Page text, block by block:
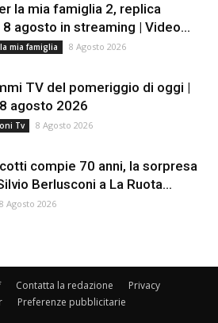
la mia famiglia 2, replica
8 agosto in streaming | Video...
mia famiglia 8 Agosto 2026
TV del pomeriggio di oggi |
agosto 2026
Tv 8 Agosto 2026
compie 70 anni, la sorpresa
Berlusconi a La Ruota...
8 Agosto 2026
Contatta la redazione
Privacy
Preferenze pubblicitarie